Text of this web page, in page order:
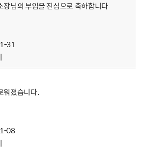
장님의 부임을 진심으로 축하합니다
31
워졌습니다.
08